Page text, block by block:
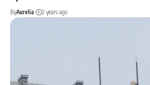
ByAurelia 2 years ago